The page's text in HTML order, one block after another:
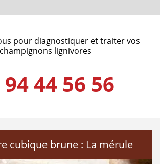
pour diagnostiquer et traiter vos
champignons lignivores
44 56 56
cubique brune : La mérule